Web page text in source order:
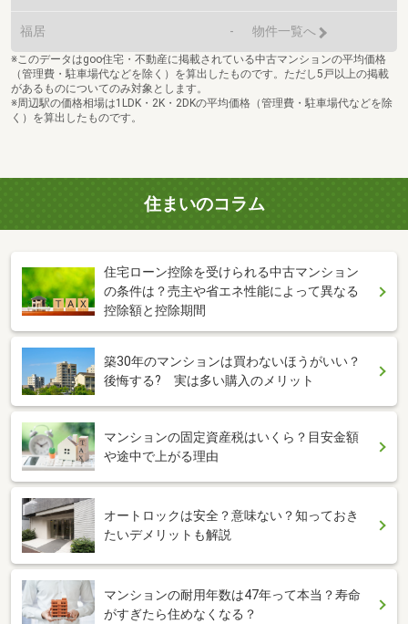
福居 - 物件一覧へ
※このデータはgoo住宅・不動産に掲載されている中古マンションの平均価格
（管理費・駐車場代などを除く）を算出したものです。ただし5戸以上の掲載
があるものについてのみ対象とします。
※周辺駅の価格相場は1LDK・2K・2DKの平均価格（管理費・駐車場代などを除
く）を算出したものです。
住まいのコラム
住宅ローン控除を受けられる中古マンション
の条件は？売主や省エネ性能によって異なる
控除額と控除期間
築30年のマンションは買わないほうがいい？
後悔する? 実は多い購入のメリット
マンションの固定資産税はいくら？目安金額
や途中で上がる理由
オートロックは安全？意味ない？知っておき
たいデメリットも解説
マンションの耐用年数は47年って本当？寿命
がすぎたら住めなくなる？